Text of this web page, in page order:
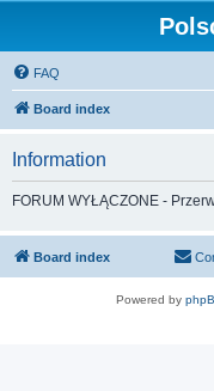
FAQ
Board index
Information
FORUM WYŁĄCZONE -
Board index
Powered by